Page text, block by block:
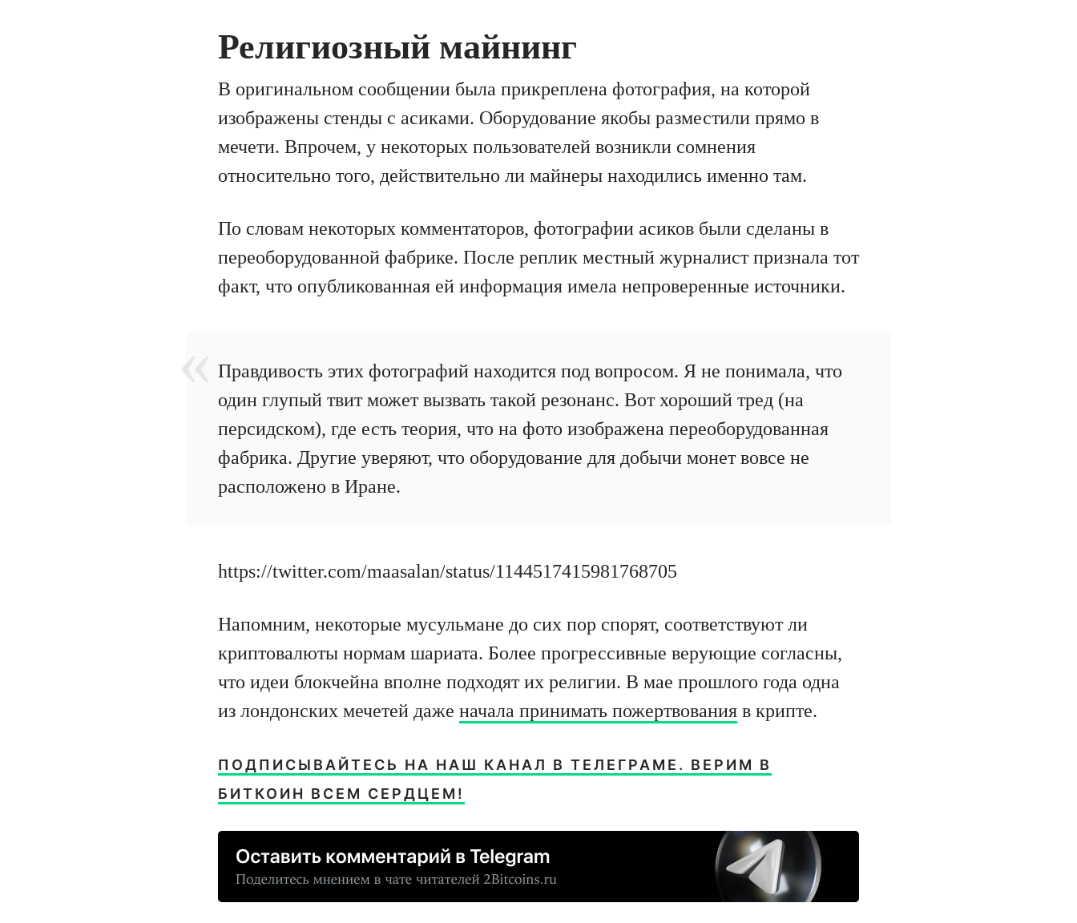
Религиозный майнинг
В оригинальном сообщении была прикреплена фотография, на которой
изображены стенды с асиками. Оборудование якобы разместили прямо в
мечети. Впрочем, у некоторых пользователей возникли сомнения
относительно того, действительно ли майнеры находились именно там.
По словам некоторых комментаторов, фотографии асиков были сделаны в
переоборудованной фабрике. После реплик местный журналист признала тот
факт, что опубликованная ей информация имела непроверенные источники.
Правдивость этих фотографий находится под вопросом. Я не понимала, что
один глупый твит может вызвать такой резонанс. Вот хороший тред (на
персидском), где есть теория, что на фото изображена переоборудованная
фабрика. Другие уверяют, что оборудование для добычи монет вовсе не
расположено в Иране.
https://twitter.com/maasalan/status/1144517415981768705
Напомним, некоторые мусульмане до сих пор спорят, соответствуют ли
криптовалюты нормам шариата. Более прогрессивные верующие согласны,
что идеи блокчейна вполне подходят их религии. В мае прошлого года одна
из лондонских мечетей даже начала принимать пожертвования в крипте.
ПОДПИСЫВАЙТЕСЬ НА НАШ КАНАЛ В ТЕЛЕГРАМЕ. ВЕРИМ В
БИТКОИН ВСЕМ СЕРДЦЕМ!